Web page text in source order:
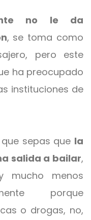
no le da
, se toma como
pero este
ha preocupado
instituciones de
sepas que la
salida a bailar,
menos
porque
o drogas, no,